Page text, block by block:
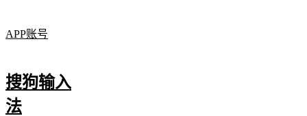
APP账号
搜狗输入
法